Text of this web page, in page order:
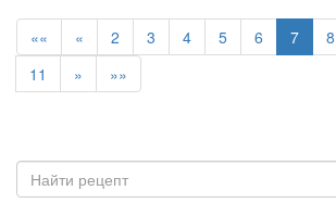
«« « 2 3 4 5 6 7 8
11
» »»